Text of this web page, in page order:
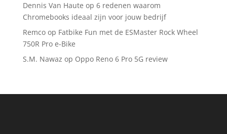
Dennis Van Haute op 6 redenen waarom
Chromebooks ideaal zijn voor jouw bedrijf
Remcoop Fatbike Fun met de ESMaster Rock Wheel
750R Pro e-Bike
S.M. Nawaz op Oppo Reno 6 Pro 5G review